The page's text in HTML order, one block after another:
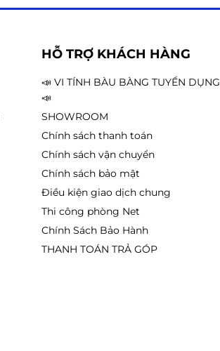
HỖ TRỢ KHÁCH HÀNG
📣 VI TÍNH BÀU BÀNG TUYỂN DỤNG
📣
SHOWROOM
Chính sách thanh toán
Chính sách vận chuyển
Chính sách bảo mật
Điều kiện giao dịch chung
Thi công phòng Net
Chính Sách Bảo Hành
THANH TOÁN TRẢ GÓP